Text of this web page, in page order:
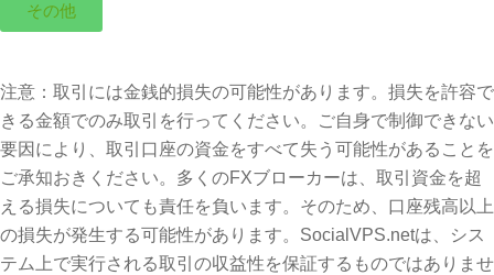
その他
注意：取引には金銭的損失の可能性があります。損失を許容で
きる金額でのみ取引を行ってください。ご自身で制御できない
要因により、取引口座の資金をすべて失う可能性があることを
ご承知おきください。多くのFXブローカーは、取引資金を超
える損失についても責任を負います。そのため、口座残高以上
の損失が発生する可能性があります。SocialVPS.netは、シス
テム上で実行される取引の収益性を保証するものではありませ